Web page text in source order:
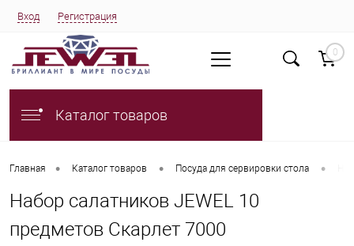
Вход Регистрация
0
Каталог товаров
Главная • Каталог товаров • Посуда для сервировки стола •
Набор салатников JEWEL 10
предметов Скарлет 7000